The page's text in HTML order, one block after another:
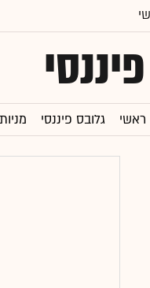
ראשי גלובס פיננסי מניות